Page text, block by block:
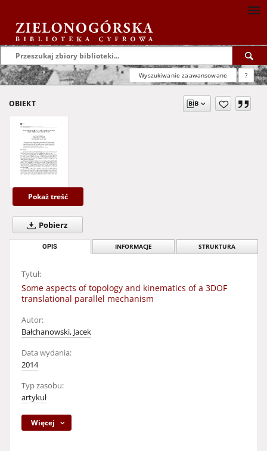
Wyszukiwanie zaawansowane ?
OBIEKT
Pokaż treść
Pobierz
OPIS INFORMACJE STRUKTURA
Tytuł:
Some aspects of topology and kinematics of a 3DOF
translational parallel mechanism
Autor:
Bałchanowski, Jacek
Data wydania:
2014
Typ zasobu:
artykuł
Więcej